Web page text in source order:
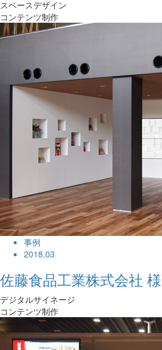
スペースデザイン
コンテンツ制作
事例
2018.03
佐藤食品工業株式会社 様
デジタルサイネージ
コンテンツ制作